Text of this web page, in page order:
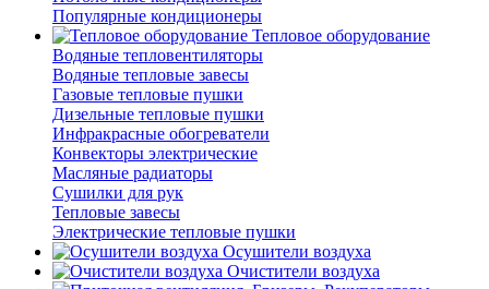
Популярные кондиционеры
Тепловое оборудование
Водяные тепловентиляторы
Водяные тепловые завесы
Газовые тепловые пушки
Дизельные тепловые пушки
Инфракрасные обогреватели
Конвекторы электрические
Масляные радиаторы
Сушилки для рук
Тепловые завесы
Электрические тепловые пушки
Осушители воздуха
Очистители воздуха